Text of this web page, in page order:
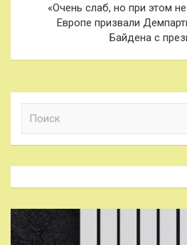
«Очень слаб, но при этом
Европе призвали
Байдена с
к